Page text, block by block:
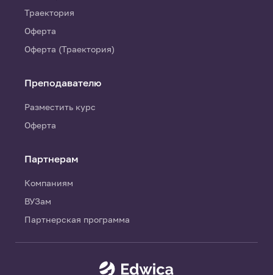
Траектория
Оферта
Оферта (Траектория)
Преподавателю
Разместить курс
Оферта
Партнерам
Компаниям
ВУЗам
Партнерская программа